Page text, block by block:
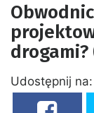
drogami?
Udostępnij na: